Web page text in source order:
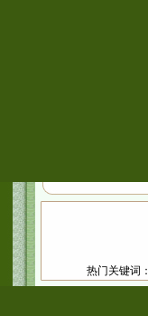
热门关键词：